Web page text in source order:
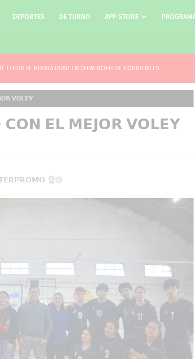
DEPORTES DE TURNO APP STORE
FECHA SE PODRÁ USAR EN COMERCIOS DE CORRIENTES
𝗩𝗢𝗟𝗘𝗬
𝗖𝗢𝗡 𝗘𝗟 𝗠𝗘𝗝𝗢𝗥 𝗩𝗢𝗟𝗘𝗬
🏆🏐